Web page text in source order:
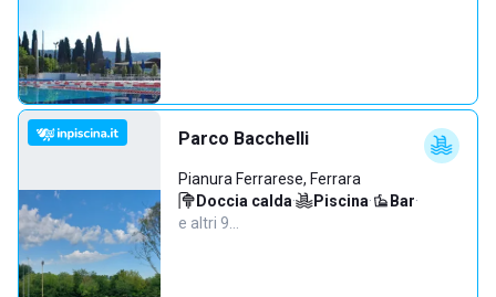
Parco Bacchelli
Pianura Ferrarese, Ferrara
Doccia calda· Piscina· Bar·
e altri 9…